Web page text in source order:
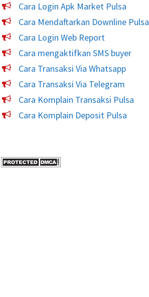
Cara Login Apk Market Pulsa
Cara Mendaftarkan Downline Pulsa
Cara Login Web Report
Cara mengaktifkan SMS buyer
Cara Transaksi Via Whatsapp
Cara Transaksi Via Telegram
Cara Komplain Transaksi Pulsa
Cara Komplain Deposit Pulsa